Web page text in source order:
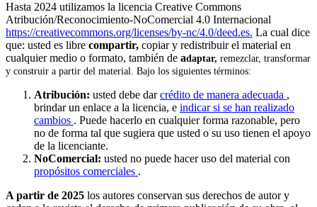
Hasta 2024 utilizamos la licencia Creative Commons
Atribución/Reconocimiento-NoComercial 4.0 Internacional
https://creativecommons.org/licenses/by-nc/4.0/deed.es. La cual dice
que: usted es libre compartir, copiar y redistribuir el material en
cualquier medio o formato, también de adaptar, remezclar, transformar
y construir a partir del material. Bajo los siguientes términos:
Atribución: usted debe darcrédito de manera adecuada ,
brindar un enlace a la licencia, e indicar si se han realizado
cambios . Puede hacerlo en cualquier forma razonable, pero
no de forma tal que sugiera que usted o su uso tienen el apoyo
de la licenciante.
NoComercial: usted no puede hacer uso del material con
propósitos comerciales .
A partir de 2025 los autores conservan sus derechos de autor y